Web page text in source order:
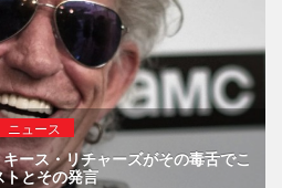
ニュース
ース・リチャーズがその毒舌でこ
とその発言